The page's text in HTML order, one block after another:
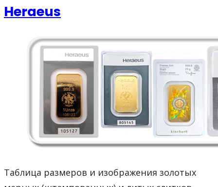
Heraeus
Таблица размеров и изображения золотых